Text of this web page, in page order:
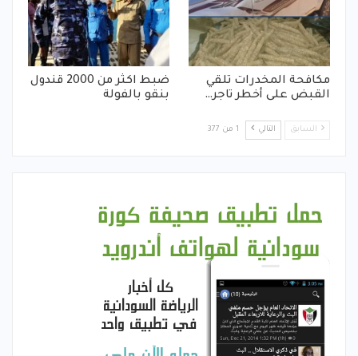
مكافحة المخدرات تلقي
القبض على أخطر تاجر…
ضبط اكثر من 2000 قندول
بنقو بالفولة
السابق التالي 1 من 377